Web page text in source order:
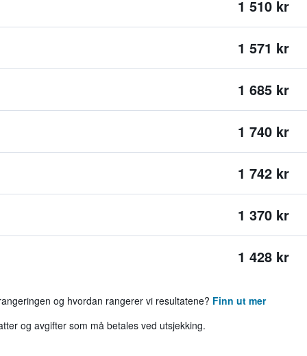
1 510 kr
1 571 kr
1 685 kr
1 740 kr
1 742 kr
1 370 kr
1 428 kr
og hvordan rangerer vi resultatene? Finn ut mer
og avgifter som må betales ved utsjekking.